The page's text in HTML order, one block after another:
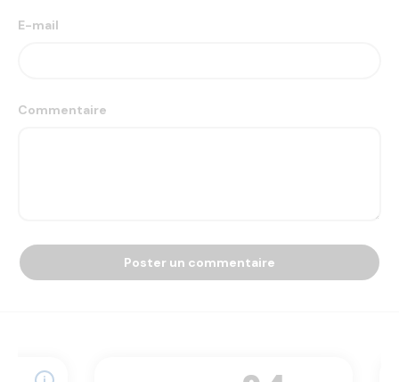
E-mail
Commentaire
Poster un commentaire